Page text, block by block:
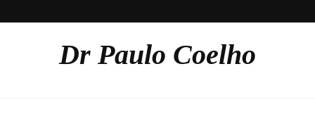
Dr Paulo Coelho